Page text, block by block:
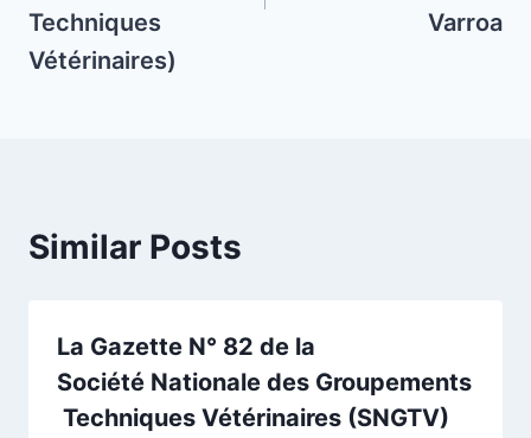
Techniques
Vétérinaires)
Varroa
Similar Posts
La Gazette N° 82 de la
Société Nationale des Groupements
Techniques Vétérinaires (SNGTV)